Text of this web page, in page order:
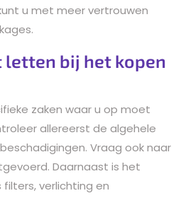
u met meer vertrouwen
letten bij het kopen
zaken waar u op moet
allereerst de algehele
Vraag ook naar
Daarnaast is het
verlichting en